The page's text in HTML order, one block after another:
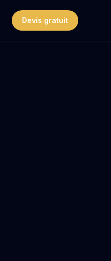
Devis gratuit